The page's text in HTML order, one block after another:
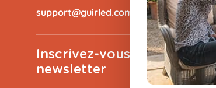
Inscrivez-vous à la
newsletter